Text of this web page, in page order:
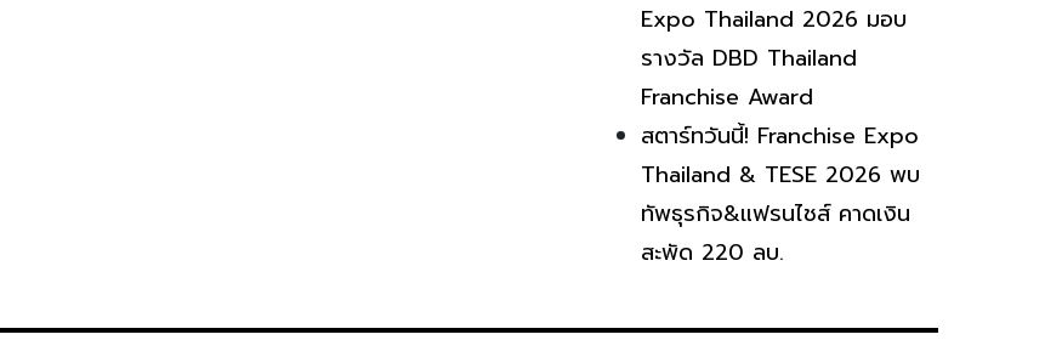
Expo Thailand 2026 มอบ
รางวัล DBD Thailand
Franchise Award
สตาร์ทวันนี้! Franchise Expo
Thailand & TESE 2026 พบ
ทัพธุรกิจ&แฟรนไชส์ คาดเงิน
สะพัด 220 ลบ.